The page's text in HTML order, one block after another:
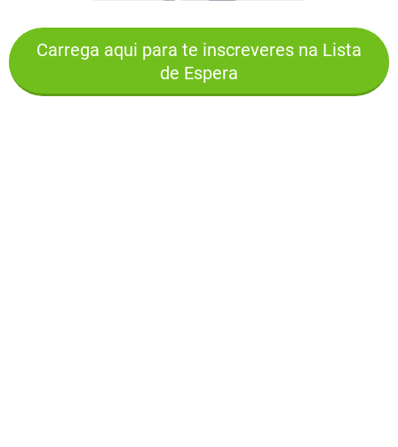
Carrega aqui para te inscreveres na Lista
de Espera